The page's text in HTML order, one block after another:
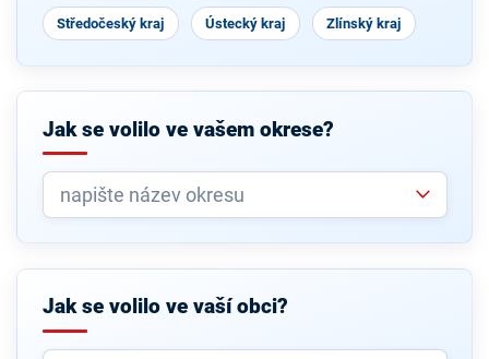
Středočeský kraj Ústecký kraj Zlínský kraj
Jak se volilo ve vašem okrese?
Jak se volilo ve vaší obci?